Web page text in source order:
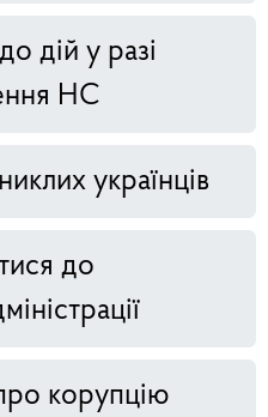
дій у разі
НС
українців
до
корупцію